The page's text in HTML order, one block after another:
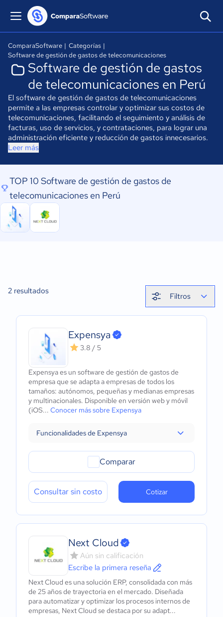
ComparaSoftware | Categorías |
Software de gestión de gastos de telecomunicaciones
Software de gestión de gastos
de telecomunicaciones en Perú
El software de gestión de gastos de telecomunicaciones
permite a las empresas controlar y optimizar sus costos de
telecomunicaciones, facilitando el seguimiento y análisis de
facturas, uso de servicios, y contrataciones, para lograr una
administración eficiente y reducción de gastos innecesarios.
Leer más
TOP 10 Software de gestión de gastos de
telecomunicaciones en Perú
2 resultados
Filtros
Expensya
3.8 / 5
Expensya es un software de gestión de gastos de
empresa que se adapta a empresas de todos los
tamaños: autónomos, pequeñas y medianas empresas
y multinacionales. Disponible en versión web y móvil
(iOS... Conocer más sobre Expensya
Funcionalidades de Expensya
Comparar
Consultar sin costo Cotizar
Next Cloud
Aún sin calificación
Escribe la primera reseña
Next Cloud es una solución ERP, consolidada con más
de 25 años de trayectoria en el mercado. Diseñada
para automatizar y optimizar los procesos internos de
empresas, Next Cloud se destaca por su adapt...